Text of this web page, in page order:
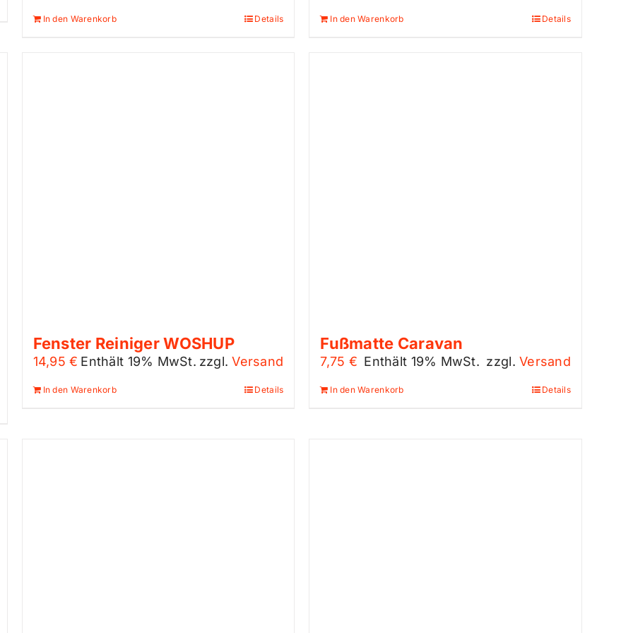
In den Warenkorb Details In den Warenkorb Details
Fenster Reiniger WOSHUP
14,95€ Enthält 19% MwSt. zzgl.Versand
In den Warenkorb Details
Fußmatte Caravan
7,75 € Enthält 19% MwSt. zzgl.Versand
In den Warenkorb Details